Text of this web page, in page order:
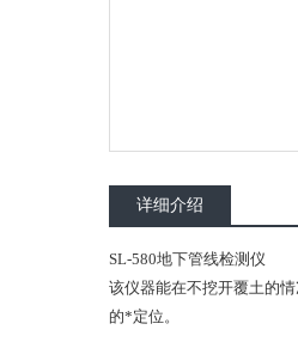
详细介绍
SL-580地下管线检测仪
该仪器能在不挖开覆土的
的*定位。